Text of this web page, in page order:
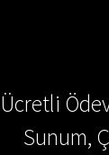
Ücretli
Sunum,